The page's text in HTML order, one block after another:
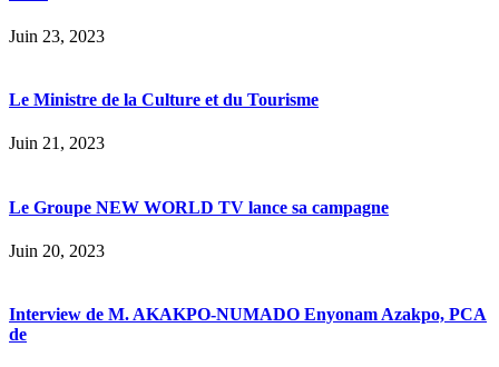
Juin 23, 2023
Le Ministre de la Culture et du Tourisme
Juin 21, 2023
Le Groupe NEW WORLD TV lance sa campagne
Juin 20, 2023
Interview de M. AKAKPO-NUMADO Enyonam Azakpo, PCA
de